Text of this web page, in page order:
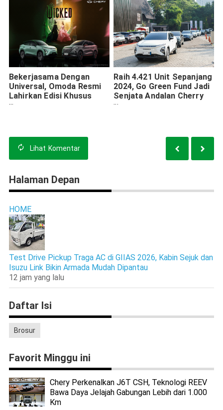
Bekerjasama Dengan
Universal, Omoda Resmi
Lahirkan Edisi Khusus
Menyambut Perilisan Film
Raih 4.421 Unit Sepanjang
2024, Go Green Fund Jadi
Senjata Andalan Cherry
Dalam Pemasaran Omoda
Lihat Komentar
Halaman Depan
HOME
Test Drive Pickup Traga AC di GIIAS 2026, Kabin Sejuk dan
Isuzu Link Bikin Armada Mudah Dipantau
12 jam yang lalu
Daftar Isi
Brosur
Favorit Minggu ini
Chery Perkenalkan J6T CSH, Teknologi REEV
Bawa Daya Jelajah Gabungan Lebih dari 1.000
Km